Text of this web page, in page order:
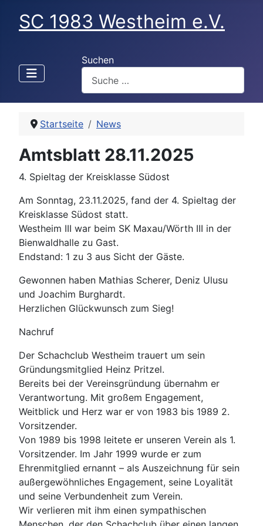
SC 1983 Westheim e.V.
Suchen
Startseite News
Amtsblatt 28.11.2025
4. Spieltag der Kreisklasse Südost
Am Sonntag, 23.11.2025, fand der 4. Spieltag der
Kreisklasse Südost statt.
Westheim III war beim SK Maxau/Wörth III in der
Bienwaldhalle zu Gast.
Endstand: 1 zu 3 aus Sicht der Gäste.
Gewonnen haben Mathias Scherer, Deniz Ulusu
und Joachim Burghardt.
Herzlichen Glückwunsch zum Sieg!
Nachruf
Der Schachclub Westheim trauert um sein
Gründungsmitglied Heinz Pritzel.
Bereits bei der Vereinsgründung übernahm er
Verantwortung. Mit großem Engagement,
Weitblick und Herz war er von 1983 bis 1989 2.
Vorsitzender.
Von 1989 bis 1998 leitete er unseren Verein als 1.
Vorsitzender. Im Jahr 1999 wurde er zum
Ehrenmitglied ernannt – als Auszeichnung für sein
außergewöhnliches Engagement, seine Loyalität
und seine Verbundenheit zum Verein.
Wir verlieren mit ihm einen sympathischen